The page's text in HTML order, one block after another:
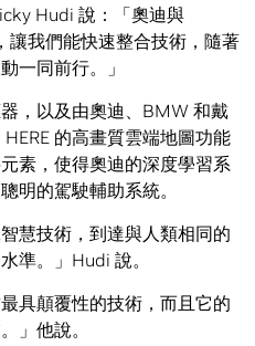
Hudi 說：「奧迪與
讓我們能快速整合技術，隨著
一同前行。」
，以及由奧迪、BMW 和戴
的高畫質雲端地圖功能
素，使得奧迪的深度學習系
明的駕駛輔助系統。
慧技術，到達與人類相同的
準。」Hudi 說。
具顛覆性的技術，而且它的
」他說。